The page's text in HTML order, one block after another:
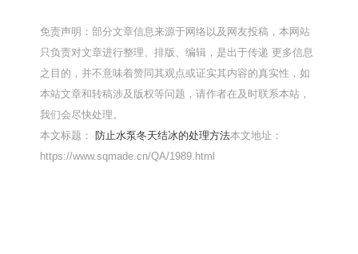
免责声明：部分文章信息来源于网络以及网友投稿，本网站
只负责对文章进行整理、排版、编辑，是出于传递 更多信息
之目的，并不意味着赞同其观点或证实其内容的真实性，如
本站文章和转稿涉及版权等问题，请作者在及时联系本站，
我们会尽快处理。
本文标题：防止水泵冬天结冰的处理方法本文地址：
https://www.sqmade.cn/QA/1989.html